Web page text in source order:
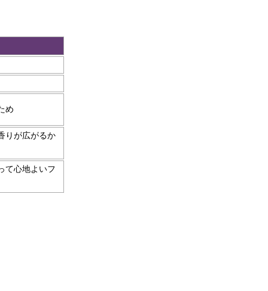
め
りが広がるか
て心地よいフ